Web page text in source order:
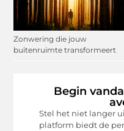
Zonwering die jouw
buitenruimte transformeert
Begin
Stel het niet langer
platform biedt de